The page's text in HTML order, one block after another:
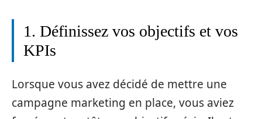
1. Définissez vos objectifs et vos
KPIs
Lorsque vous avez décidé de mettre une
campagne marketing en place, vous aviez